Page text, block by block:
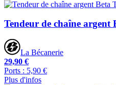
Tendeur de chaîne argent
La Bécanerie
29,90 €
Ports : 5,90 €
Plus d'infos